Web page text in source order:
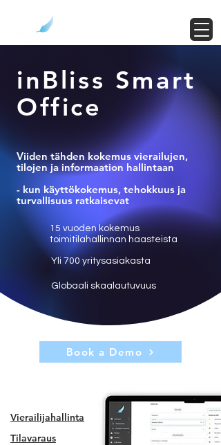
inBliss Smart
Office
Viiden tähden kokemus vierailujen,
tilojen ja informaation hallintaan
- kun käyttökokemus, tehokkuus ja
turvallisuus ratkaisevat
15 vuoden kokemus
toimitilahallinnan haasteista
Yli 700 yritysasiakasta
Globaali skaalautuvuus
Book a Demo
Vierailijahallinta
Tilavaraus